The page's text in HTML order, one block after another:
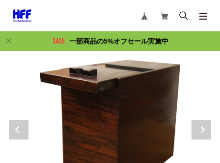
一部商品の5%オフセール実施中